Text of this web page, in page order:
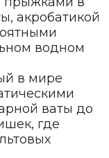
акробатикой
водном
в мире
ваты до
где